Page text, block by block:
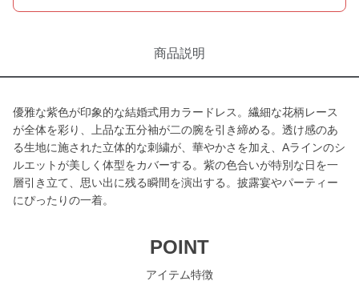
商品説明
優雅な紫色が印象的な結婚式用カラードレス。繊細な花柄レース
が全体を彩り、上品な五分袖が二の腕を引き締める。透け感のあ
る生地に施された立体的な刺繍が、華やかさを加え、Aラインのシ
ルエットが美しく体型をカバーする。紫の色合いが特別な日を一
層引き立て、思い出に残る瞬間を演出する。披露宴やパーティー
にぴったりの一着。
POINT
アイテム特徴